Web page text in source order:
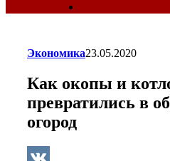
Экономика23.05.2020
Как окопы и
превратились в
огород